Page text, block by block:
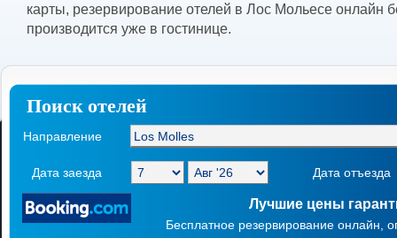
карты, резервирование отелей в Лос Мольесе онлайн
производится уже в гостинице.
Поиск отелей
Направление
Дата заезда Дата отъезда
Лучшие цены
Бесплатное резервирование онлайн,